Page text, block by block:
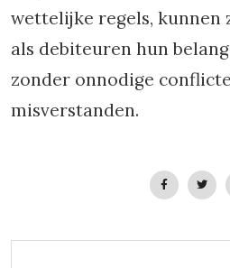
wettelijke regels, kunnen
als debiteuren hun
zonder onnodige
misverstanden.